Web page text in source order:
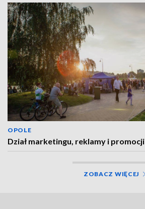
OPOLE
Dział marketingu, reklamy i promocji
ZOBACZ WIĘCEJ